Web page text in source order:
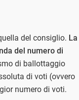
del consiglio. La
del numero di
di ballottaggio
di voti (ovvero
numero di voti.